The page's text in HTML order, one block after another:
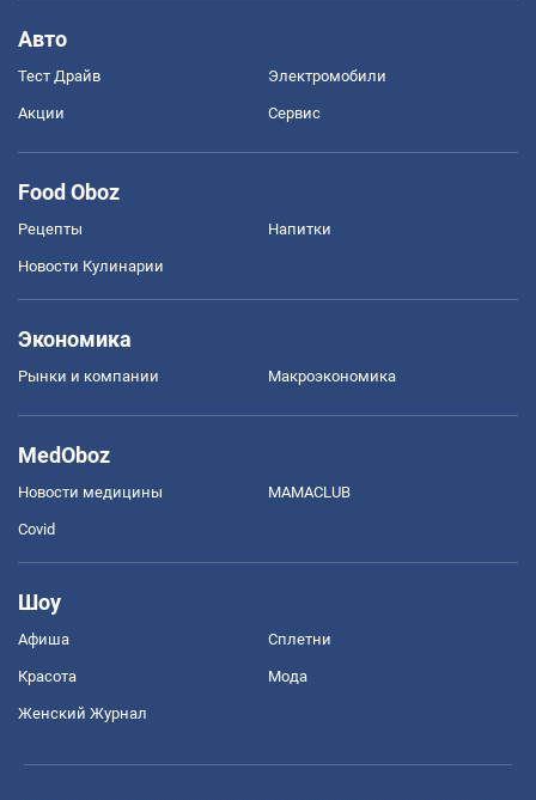
Авто
Тест Драйв Электромобили
Акции Сервис
Food Oboz
Рецепты Напитки
Новости Кулинарии
Экономика
Рынки и компании Mакроэкономика
MedOboz
Новости медицины MAMACLUB
Covid
Шоу
Афиша Сплетни
Красота Мода
Женский Журнал